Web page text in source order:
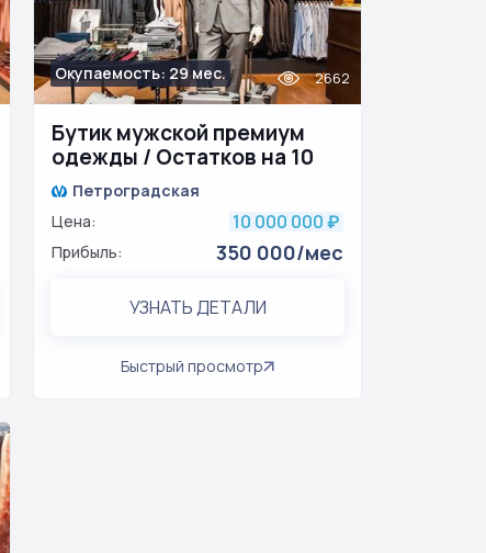
Бутик мужской премиум
одежды / Остатков на 10
млн
Окупаемость: 29 мес. 2662
Петроградская
Цена:
10 000 000 ₽
Прибыль: 350 000/мес
УЗНАТЬ ДЕТАЛИ
Быстрый просмотр